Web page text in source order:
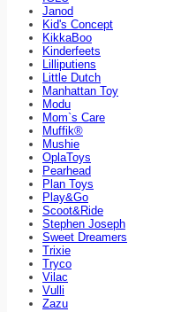
Janod
Kid's Concept
KikkaBoo
Kinderfeets
Lilliputiens
Little Dutch
Manhattan Toy
Modu
Mom`s Care
Muffik®
Mushie
OplaToys
Pearhead
Plan Toys
Play&Go
Scoot&Ride
Stephen Joseph
Sweet Dreamers
Trixie
Tryco
Vilac
Vulli
Zazu